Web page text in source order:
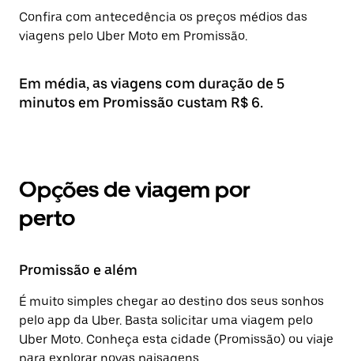
Confira com antecedência os preços médios das
viagens pelo Uber Moto em Promissão.
Em média, as viagens com duração de 5
minutos em Promissão custam R$ 6.
Opções de viagem por
perto
Promissão e além
É muito simples chegar ao destino dos seus sonhos
pelo app da Uber. Basta solicitar uma viagem pelo
Uber Moto. Conheça esta cidade (Promissão) ou viaje